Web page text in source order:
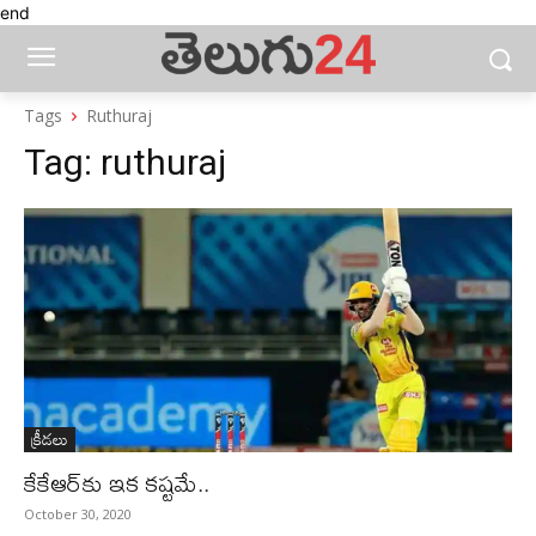
end
Tags Ruthuraj
Tag: ruthuraj
క్రీడలు
కేకేఆర్‌కు ఇక కష్టమే..
October 30, 2020